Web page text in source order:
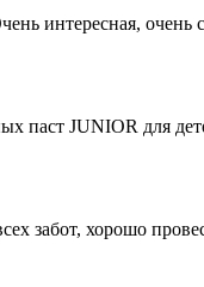
интересная, очень
паст JUNIOR для
забот, хорошо